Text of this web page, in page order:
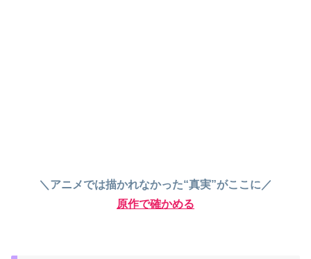
＼アニメでは描かれなかった“真実”がここに／
原作で確かめる